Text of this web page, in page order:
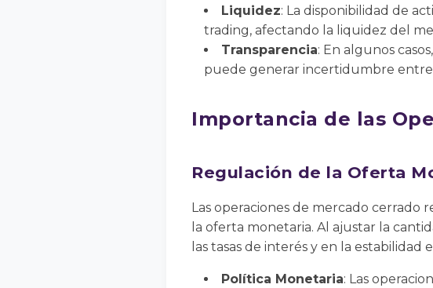
Liquidez: La disponibilidad de
trading, afectando la liquidez del
Transparencia: En algunos
puede generar incertidumbre entre
Importancia de las
Regulación de la Oferta
Las operaciones de mercado cerrado
la oferta monetaria. Al ajustar la
las tasas de interés y en la estabilidad
Política Monetaria: Las